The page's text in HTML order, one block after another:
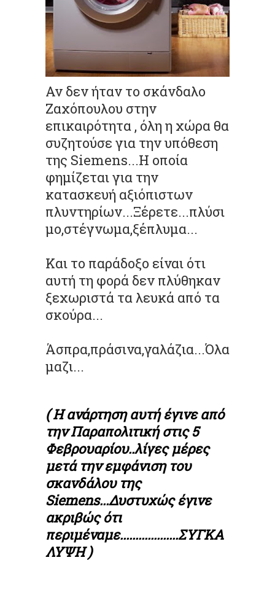
Αν δεν ήταν το σκάνδαλο
Ζαχόπουλου στην
επικαιρότητα , όλη η χώρα θα
συζητούσε για την υπόθεση
της Siemens...Η οποία
φημίζεται για την
κατασκευή αξιόπιστων
πλυντηρίων...Ξέρετε...πλύσι
μο,στέγνωμα,ξέπλυμα...
Και το παράδοξο είναι ότι
αυτή τη φορά δεν πλύθηκαν
ξεχωριστά τα λευκά από τα
σκούρα...
Άσπρα,πράσινα,γαλάζια...Όλα
μαζι...
( Η ανάρτηση αυτή έγινε από
την Παραπολιτική στις 5
Φεβρουαρίου..λίγες μέρες
μετά την εμφάνιση του
σκανδάλου της
Siemens...Δυστυχώς έγινε
ακριβώς ότι
περιμέναμε...................ΣΥΓΚΑ
ΛΥΨΗ )